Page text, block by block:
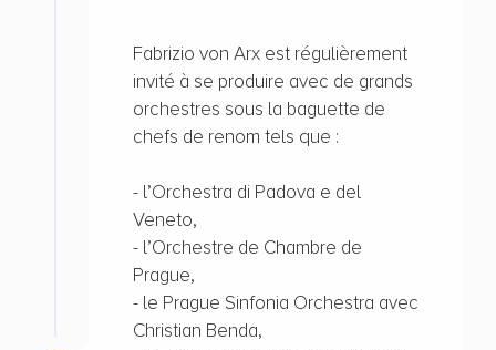
Fabrizio von Arx est régulièrement
invité à se produire avec de grands
orchestres sous la baguette de
chefs de renom tels que :
- l’Orchestra di Padova e del
Veneto,
- l’Orchestre de Chambre de
Prague,
- le Prague Sinfonia Orchestra avec
Christian Benda,